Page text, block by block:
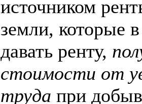
источником
земли, которые
давать ренту,
стоимости от
труда при